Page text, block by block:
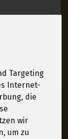
Targeting
Internet-
die
wir
um zu
7